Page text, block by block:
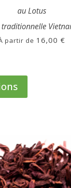
au Lotus
partir de 16,00 €
may
be
chosen
on